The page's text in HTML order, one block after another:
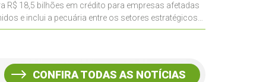
R$ 18,5 bilhões em crédito para empresas afetadas
e inclui a pecuária entre os setores estratégicos
CONFIRA TODAS AS NOTÍCIAS